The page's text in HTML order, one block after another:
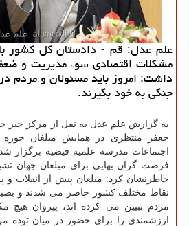
علم عدل: قم - دادستان كل كشور
مشكلات اقتصادی سوء مدیریت و
داشت: امروز باید مسئولان و مردم
جنگی به خود بگیرند.
به گزارش علم عدل به نقل از مركز خبر
جعفر منتظری در همایش مبلغان
اجتماعات مدرسه علمیه فیضیه برگزار
فرصت گران بهایی برای مبلغان جهان
خاطرنشان كرد: مبلغان پیش از انقلاب و
نقاط مختلف كشور حاضر می شدند و
مردم تبیین می كرده اند، پیروان هیچ
ارزشمندی را برای حضور در میان توده